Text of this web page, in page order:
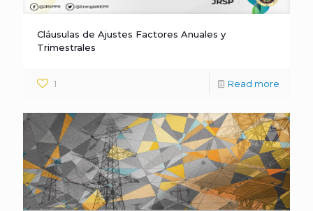
Cláusulas de Ajustes Factores Anuales y
Trimestrales
1 Read more